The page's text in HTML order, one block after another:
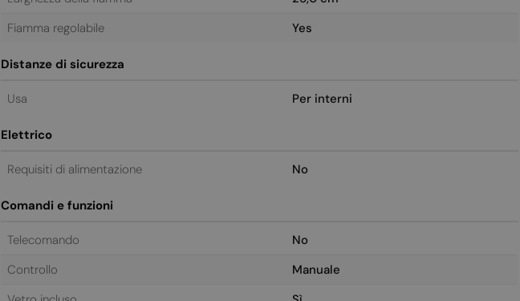
Fiamma regolabile
Yes
Distanze di sicurezza
Usa Per interni
Elettrico
Requisiti di alimentazione No
Comandi e funzioni
Telecomando
No
Controllo
Manuale